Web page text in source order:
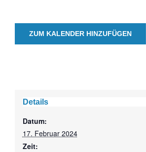
ZUM KALENDER HINZUFÜGEN
Details
Datum:
17. Februar 2024
Zeit: